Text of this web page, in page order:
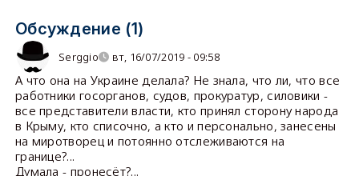
Обсуждение (1)
Serggio вт, 16/07/2019 - 09:58
А что она на Украине делала? Не знала, что ли, что все
работники госорганов, судов, прокуратур, силовики -
все представители власти, кто принял сторону народа
в Крыму, кто списочно, а кто и персонально, занесены
на миротворец и потоянно отслеживаются на
границе?...
Думала - пронесёт?...